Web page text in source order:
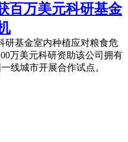
百万美元科研基金
研基金室内种植应对粮食危
万美元科研资助该公司拥有
线城市开展合作试点。